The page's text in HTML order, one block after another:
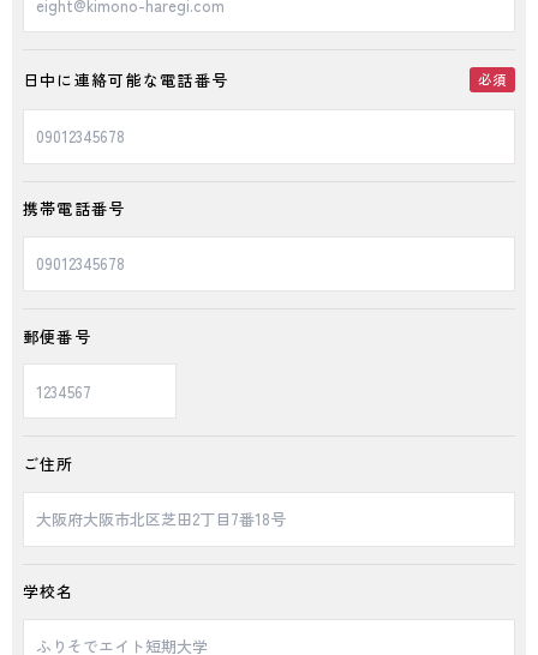
日中に連絡可能な電話番号 必須
携帯電話番号
郵便番号
ご住所
学校名